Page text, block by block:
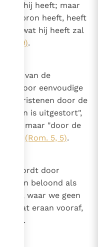
wat hij heeft; maar
bron heeft, heeft
wat hij heeft zal
25, 29).
van de
door eenvoudige
Christenen door de
harten is uitgestort",
kant, maar "door de
(Rom. 5, 5).
wordt door
beloond als
waar we geen
gaat eraan vooraf,